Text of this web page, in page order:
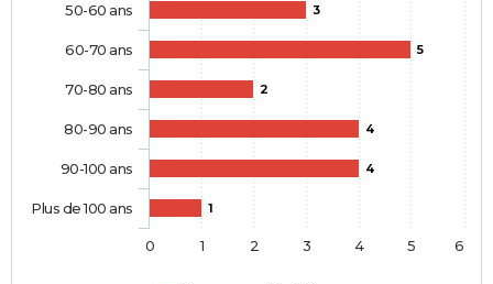
3
5
2
4
4
1
50-60 ans
60-70 ans
70-80 ans
80-90 ans
90-100 ans
Plus de 100 ans
0 1 2 3 4 5 6